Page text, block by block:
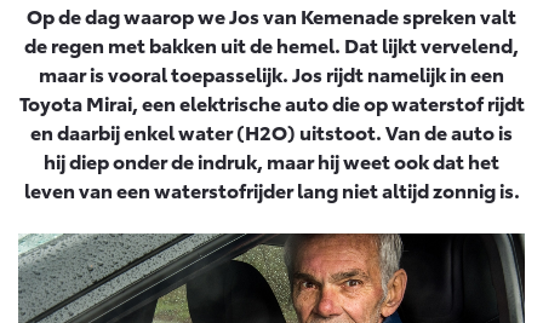
Vanaf € 31.895,- Vanaf € 32.995,-
Corolla Hatchback
HYBRIDE
Corolla Touring Sports
HYBRIDE
APK
Airco check
Vakantiecheck
Hybride Zekerheid Controle
Toyota handleidingen
Toyota Service Informatie (SIL)
Schade & Garantie
Wat is Private Lease?
Bereken je maandbedrag
Private Lease voor ZZP
Private Lease Occasions
Financieren
Toyota Betaalplan
Zakelijk
Toyota voor de zaak
Leaserijder
ZZP
Leasen
Werkplaatsafspraak maken
Contact en Route
Schade melden
Plan een proefrit
Op de dag waarop we Jos van Kemenade spreken valt
de regen met bakken uit de hemel. Dat lijkt vervelend,
maar is vooral toepasselijk. Jos rijdt namelijk in een
Toyota Mirai, een elektrische auto die op waterstof rijdt
en daarbij enkel water (H2O) uitstoot. Van de auto is
hij diep onder de indruk, maar hij weet ook dat het
leven van een waterstofrijder lang niet altijd zonnig is.